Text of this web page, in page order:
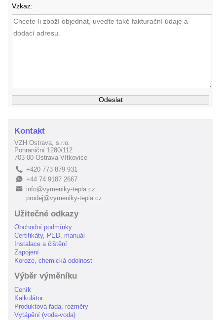
Vzkaz:
Kontakt
VZH Ostrava, s.r.o.
Pohraniční 1280/112
703 00 Ostrava-Vítkovice
L +420 773 879 931
E+44 74 9187 2667
B
info@vymeniky-tepla.cz
prodej@vymeniky-tepla.cz
Užitečné odkazy
Obchodní podmínky
Certifikáty, PED, manuál
Instalace a čištění
Zapojení
Koroze, chemická odolnost
Výběr výměníku
Ceník
Kalkulátor
Produktová řada, rozměry
Vytápění (voda-voda)